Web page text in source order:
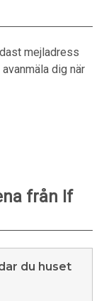
mejladress
dig när
från If
du huset